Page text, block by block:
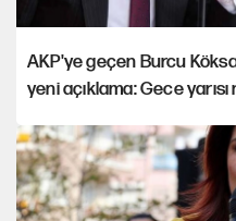
AKP'ye geçen Burcu
yeni açıklama: Gece